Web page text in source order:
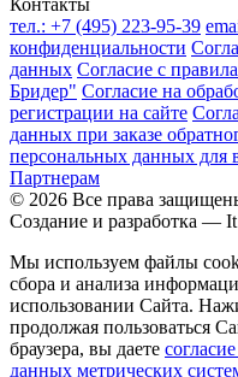
тел.: +7 (495) 223-95-39
конфиденциальности
данных Согласие с
Бридер" Согласие на
регистрации на сайте
данных при заказе
персональных данных для
Партнерам
© 2026 Все права
Создание и разработка —
Мы используем файлы
сбора и анализа
использовании Сайта.
продолжая пользоваться
браузера, вы даете
данных метрических